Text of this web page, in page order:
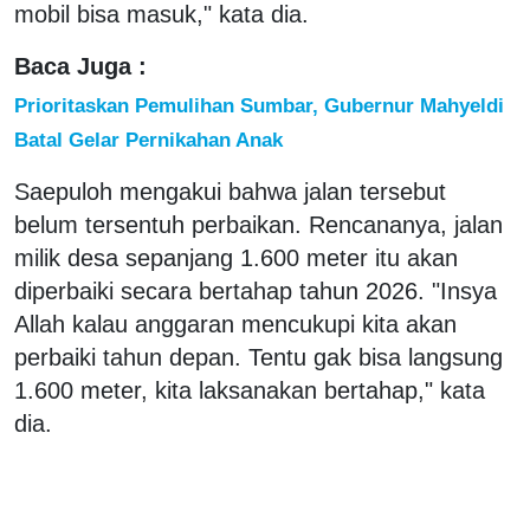
mobil bisa masuk," kata dia.
Baca Juga :
Prioritaskan Pemulihan Sumbar, Gubernur Mahyeldi
Batal Gelar Pernikahan Anak
Saepuloh mengakui bahwa jalan tersebut
belum tersentuh perbaikan. Rencananya, jalan
milik desa sepanjang 1.600 meter itu akan
diperbaiki secara bertahap tahun 2026. "Insya
Allah kalau anggaran mencukupi kita akan
perbaiki tahun depan. Tentu gak bisa langsung
1.600 meter, kita laksanakan bertahap," kata
dia.